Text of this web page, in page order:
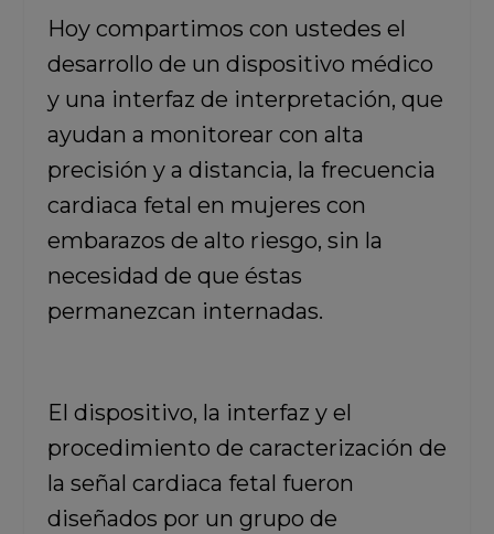
Hoy compartimos con ustedes el
desarrollo de un dispositivo médico
y una interfaz de interpretación, que
ayudan a monitorear con alta
precisión y a distancia, la frecuencia
cardiaca fetal en mujeres con
embarazos de alto riesgo, sin la
necesidad de que éstas
permanezcan internadas.
El dispositivo, la interfaz y el
procedimiento de caracterización de
la señal cardiaca fetal fueron
diseñados por un grupo de